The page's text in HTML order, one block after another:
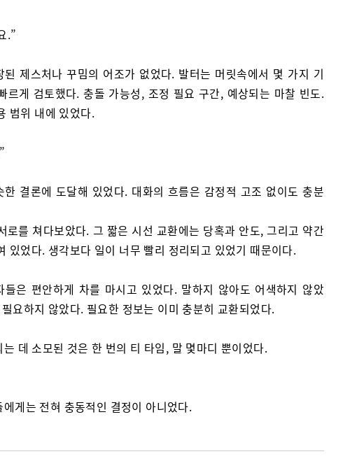
.”
된 제스처나 꾸밈의 어조가 없었다. 발터는 머릿속에서 몇 가지 기
르게 검토했다. 충돌 가능성, 조정 필요 구간, 예상되는 마찰 빈도.
범위 내에 있었다.
한 결론에 도달해 있었다. 대화의 흐름은 감정적 고조 없이도 충분
로를 쳐다보았다. 그 짧은 시선 교환에는 당혹과 안도, 그리고 약간
있었다. 생각보다 일이 너무 빨리 정리되고 있었기 때문이다.
들은 편안하게 차를 마시고 있었다. 말하지 않아도 어색하지 않았
요하지 않았다. 필요한 정보는 이미 충분히 교환되었다.
는 데 소모된 것은 한 번의 티 타임, 말 몇마디 뿐이었다.
게는 전혀 충동적인 결정이 아니었다.